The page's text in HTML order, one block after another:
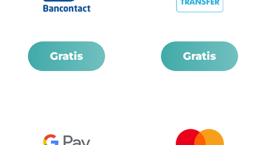
Gratis Gratis